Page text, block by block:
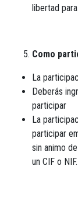
libertad
Como
La
Deberás
participar
La
participar
sin animo
un CIF o NIF.